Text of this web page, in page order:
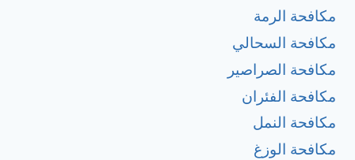
مكافحة الرمة
مكافحة السحالي
مكافحة الصراصير
مكافحة الفئران
مكافحة النمل
مكافحة الوزغ